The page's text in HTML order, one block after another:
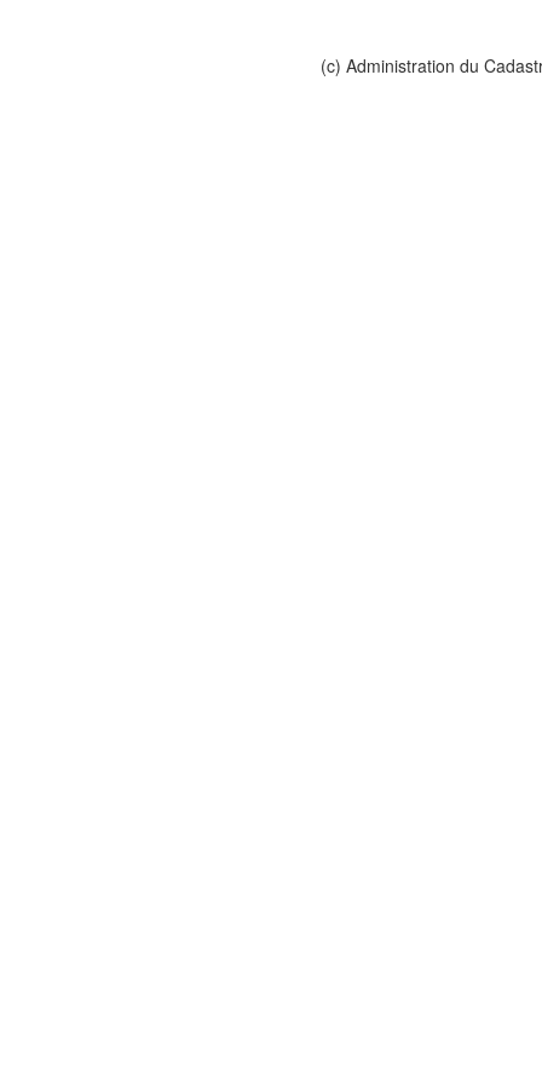
(c) Administration du